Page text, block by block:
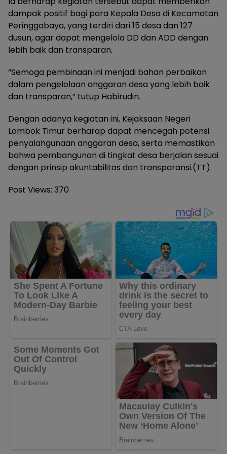
dampak positif bagi para Kepala Desa di Kecamatan
Peringgabaya, yang terdiri dari 15 desa dan 127
dusun, agar dapat mengelola DD dan ADD dengan
lebih baik dan transparan.
“Semoga pembinaan ini menjadi bahan perbaikan
dalam pengelolaan anggaran desa yang lebih baik
dan transparan,” tutup Habirudin.
Dengan adanya kegiatan ini, Kejaksaan Negeri
Lombok Timur berharap dapat mencegah potensi
penyalahgunaan anggaran desa, serta memastikan
bahwa pembangunan di tingkat desa berjalan sesuai
dengan prinsip akuntabilitas dan transparansi.(TT).
Post Views: 370